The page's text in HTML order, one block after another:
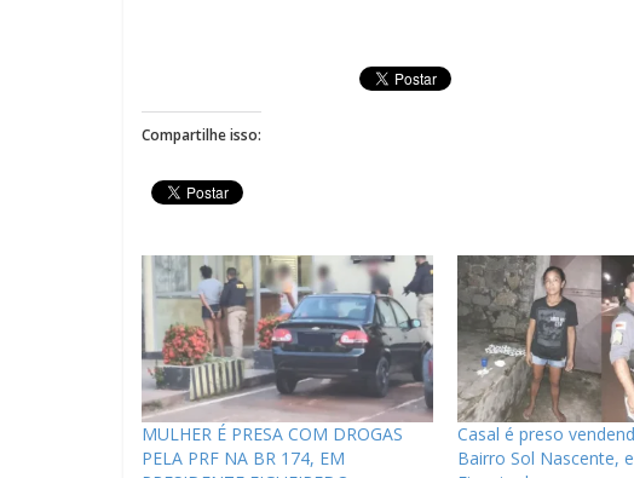
Compartilhe isso:
MULHER É PRESA COM DROGAS
PELA PRF NA BR 174, EM
Casal é preso
Bairro Sol Nascente,